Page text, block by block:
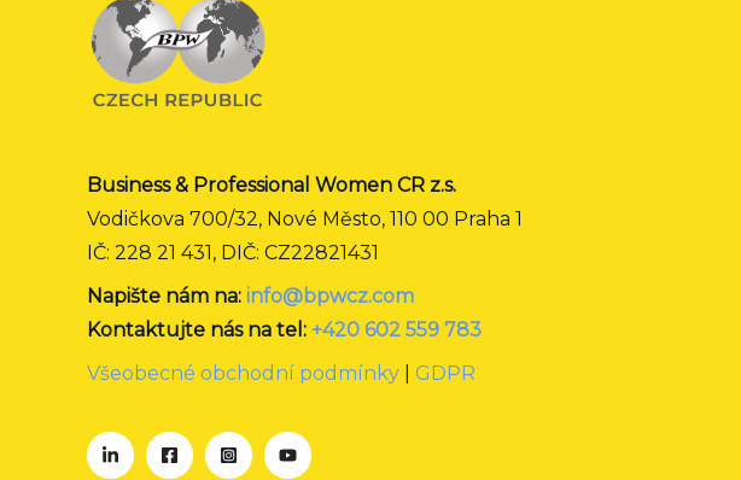
Business & Professional Women CR z.s.
Vodičkova 700/32, Nové Město, 110 00 Praha 1
IČ: 228 21 431, DIČ: CZ22821431
Napište nám na: info@bpwcz.com
Kontaktujte nás na tel: +420 602 559 783
Všeobecné obchodní podmínky
GDPR